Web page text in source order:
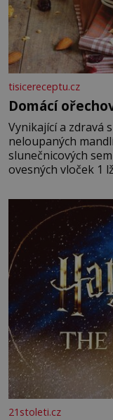
tisicereceptu.cz
Domácí
Vynikající a zdravá snídaně je tu!
neloupaných
slunečnicových
ovesných vloček 1
21stoleti.cz